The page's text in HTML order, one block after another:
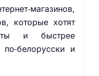
которые хотят
и быстрее
и